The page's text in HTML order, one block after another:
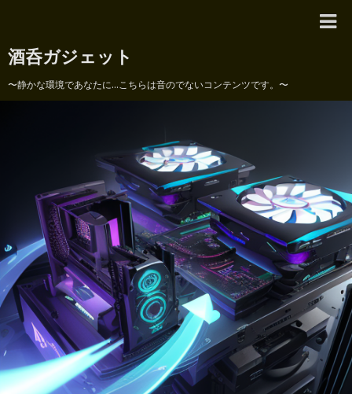
酒呑ガジェット
〜静かな環境であなたに...こちらは音のでないコンテンツです。〜